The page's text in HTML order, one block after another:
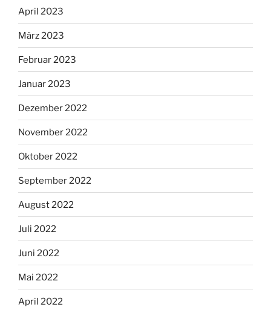
April 2023
März 2023
Februar 2023
Januar 2023
Dezember 2022
November 2022
Oktober 2022
September 2022
August 2022
Juli 2022
Juni 2022
Mai 2022
April 2022